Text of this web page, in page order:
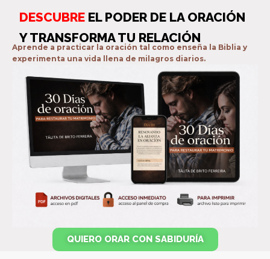
DESCUBRE EL PODER DE LA ORACIÓN
Y TRANSFORMA TU RELACIÓN
Aprende a practicar la oración tal como enseña la Biblia y
experimenta una vida llena de milagros diarios.
QUIERO ORAR CON SABIDURÍA